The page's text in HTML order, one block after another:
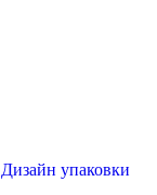
Дизайн упаковки